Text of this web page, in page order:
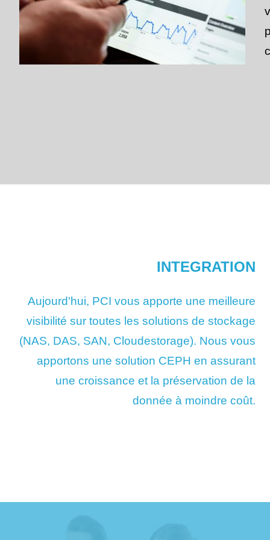
INTEGRATION
Aujourd'hui, PCI vous apporte une meilleure
visibilité sur toutes les solutions de stockage
(NAS, DAS, SAN, Cloudestorage). Nous vous
apportons une solution CEPH en assurant
une croissance et la préservation de la
donnée à moindre coût.